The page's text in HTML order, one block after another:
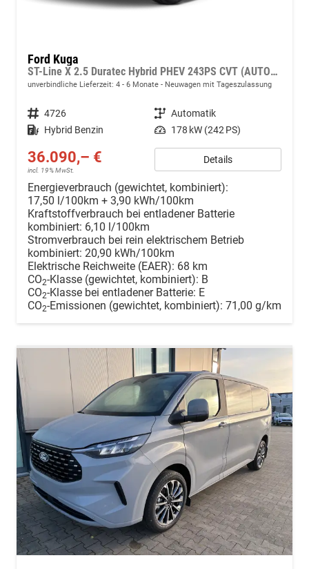
Ford Kuga
ST-Line X 2.5 Duratec Hybrid PHEV 243PS CVT (AUTOMATIK), 5 Jahre Garantie, 18" Alu, Leder-Polster, Elektr. Heckklappe, Navigation 13", Soundsystem, Parksensoren v/h, 360°-Kamera, Toter-Winkel-Assistent, Climatronic, Privacy-Glas, Key-Free-System
unverbindliche Lieferzeit: 4 - 6 Monate Neuwagen mit Tageszulassung
Fahrzeugnr. 4726 Getriebe Automatik
Kraftstoff Hybrid Benzin Leistung 178 kW (242 PS)
36.090,– €
incl. 19% MwSt.
Details
Energieverbrauch (gewichtet, kombiniert):
17,50 l/100km + 3,90 kWh/100km
Kraftstoffverbrauch bei entladener Batterie
kombiniert: 6,10 l/100km
Stromverbrauch bei rein elektrischem Betrieb
kombiniert: 20,90 kWh/100km
Elektrische Reichweite (EAER): 68 km
CO2-Klasse (gewichtet, kombiniert): B
CO2-Klasse bei entladener Batterie: E
CO2-Emissionen (gewichtet, kombiniert): 71,00 g/km